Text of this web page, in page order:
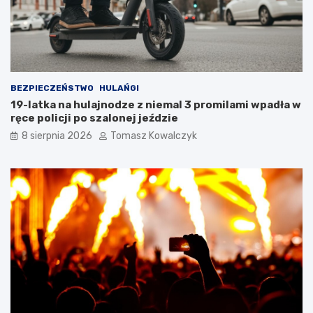
w
!
r
n
i
m
i
d
o
0
6
r
o
k
u
BEZPIECZEŃSTWO HULAŃGI
19-latka na hulajnodze z niemal 3 promilami wpadła w
ręce policji po szalonej jeździe
8 sierpnia 2026 Tomasz Kowalczyk